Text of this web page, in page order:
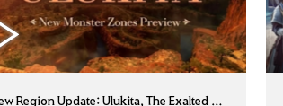
Region Update: Ulukita, The Exalted Land